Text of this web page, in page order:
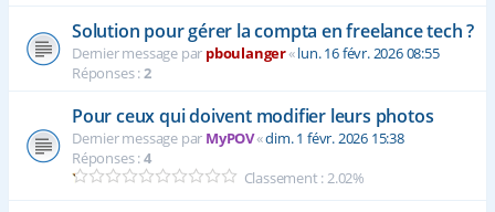
Solution pour gérer la compta en freelance tech ?
Dernier message par pboulanger«lun. 16 févr. 2026 08:55
Réponses :2
Pour ceux qui doivent modifier leurs photos
Dernier message par MyPOV«dim. 1 févr. 2026 15:38
Réponses :4
Classement : 2.02%